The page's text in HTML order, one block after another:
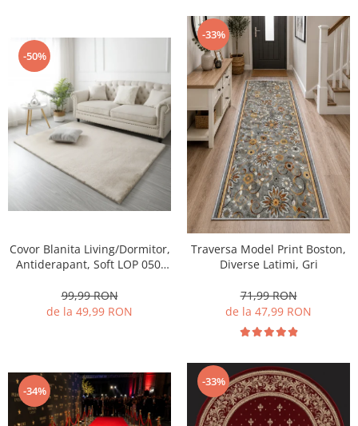
-50%
Covor Blanita Living/Dormitor,
Antiderapant, Soft LOP 050,
99,99 RON
de la 49,99 RON
-33%
Traversa Model Print Boston,
Diverse Latimi, Gri
71,99 RON
de la 47,99 RON
-34%
-33%